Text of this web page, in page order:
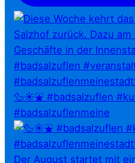
🦆☀️⛲ #badsalzuflen
#badsalzuflenmeine
Der August startet mit